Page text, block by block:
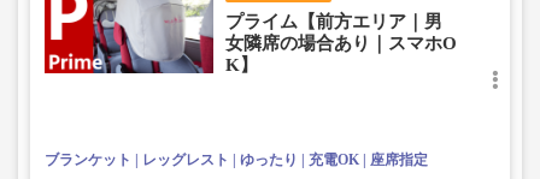
プライム【前方エリア｜男
女隣席の場合あり｜スマホO
K】
ブランケット レッグレスト ゆったり 充電OK 座席指定